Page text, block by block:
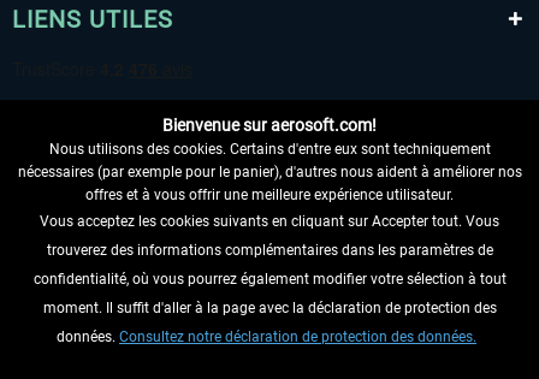
LIENS UTILES
RENONCER AU CONTRAT ICI
INFORMATIONS
NE MANQUEZ PAS LES DERNIÈRES
Bienvenue sur aerosoft.com!
Nous utilisons des cookies. Certains d'entre eux sont techniquement
nécessaires (par exemple pour le panier), d'autres nous aident à améliorer nos
offres et à vous offrir une meilleure expérience utilisateur.
Vous acceptez les cookies suivants en cliquant sur Accepter tout. Vous
trouverez des informations complémentaires dans les paramètres de
confidentialité, où vous pourrez également modifier votre sélection à tout
moment. Il suffit d'aller à la page avec la déclaration de protection des
données. Consultez notre déclaration de protection des données.